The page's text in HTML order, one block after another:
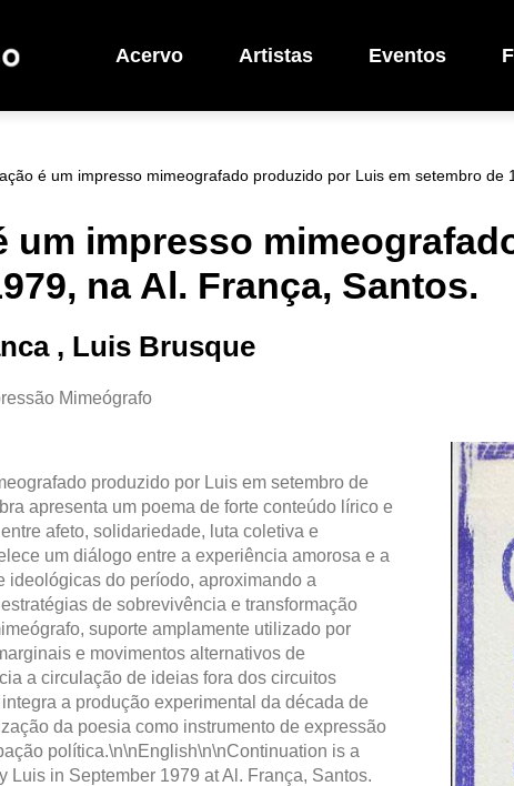
Acervo Artistas Eventos
é um impresso mimeografado produzido por Luis em setembro de
um impresso
na Al. França, Santos.
, Luis Brusque
Mimeógrafo
produzido por Luis em setembro de
apresenta um poema de forte conteúdo lírico e
afeto, solidariedade, luta coletiva e
um diálogo entre a experiência amorosa e a
ideológicas do período, aproximando a
de sobrevivência e transformação
suporte amplamente utilizado por
e movimentos alternativos de
a circulação de ideias fora dos circuitos
a produção experimental da década de
da poesia como instrumento de expressão
política.\n\nEnglish\n\nContinuation is a
Luis in September 1979 at Al. França, Santos.